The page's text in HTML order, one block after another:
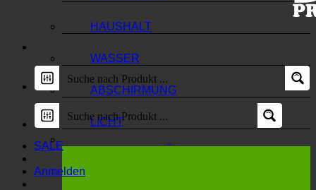
SALE
Anmelden
HAUSHALT
WASSER
ABSCHIRMUNG
LICHT